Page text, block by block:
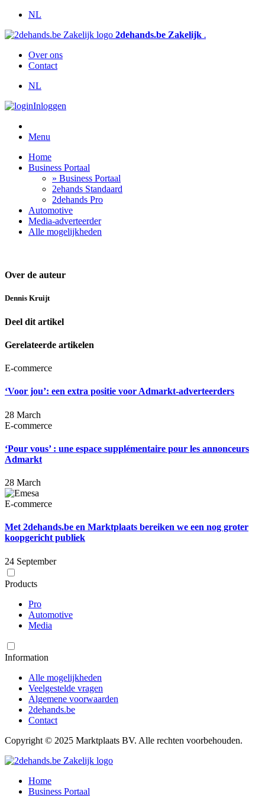
NL
2dehands.be Zakelijk .
Over ons
Contact
NL
Inloggen
Menu
Home
Business Portaal
» Business Portaal
2ehands Standaard
2dehands Pro
Automotive
Media-adverteerder
Alle mogelijkheden
Over de auteur
Dennis Kruijt
Deel dit artikel
Gerelateerde artikelen
E-commerce
‘Voor jou’: een extra positie voor Admarkt-adverteerders
28 March
E-commerce
‘Pour vous’ : une espace supplémentaire pour les annonceurs
Admarkt
28 March
E-commerce
Met 2dehands.be en Marktplaats bereiken we een nog groter
koopgericht publiek
24 September
Products
Pro
Automotive
Media
Information
Alle mogelijkheden
Veelgestelde vragen
Algemene voorwaarden
2dehands.be
Contact
Copyright © 2025 Marktplaats BV. Alle rechten voorbehouden.
Home
Business Portaal